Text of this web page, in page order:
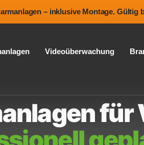
– inklusive Montage. Gültig
Videoüberwachung
für